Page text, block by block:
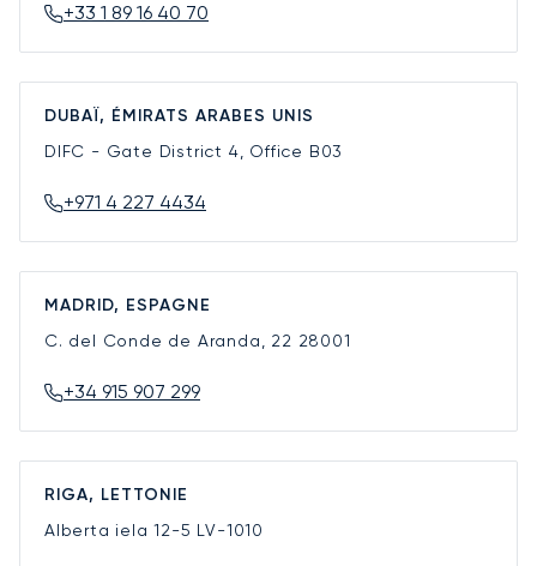
+33 1 89 16 40 70
DUBAÏ, ÉMIRATS ARABES UNIS
DIFC - Gate District 4, Office B03
+971 4 227 4434
MADRID, ESPAGNE
C. del Conde de Aranda, 22 28001
+34 915 907 299
RIGA, LETTONIE
Alberta iela 12-5 LV-1010